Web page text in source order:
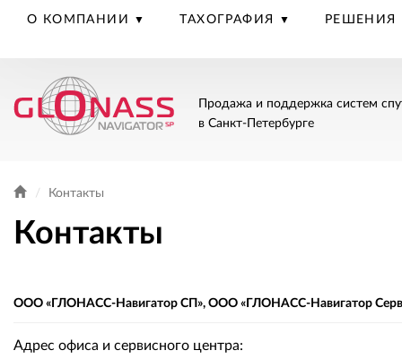
О КОМПАНИИ ТАХОГРАФИЯ РЕШЕНИЯ
Продажа и поддержка систем
в Санкт-Петербурге
Контакты
Контакты
ООО «ГЛОНАСС-Навигатор СП», ООО «ГЛОНАСС-Навигатор
Адрес офиса и сервисного центра: